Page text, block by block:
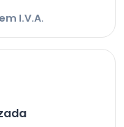
I.V.A.